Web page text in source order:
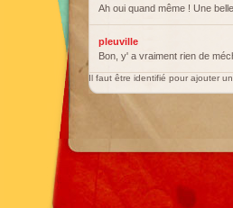
Ah oui quand même ! Une
pleuville
Bon, y' a vraiment rien de
Il faut être identifié pour ajouter